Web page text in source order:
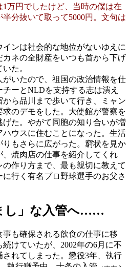
1万円でしたけど、当時の僕は在
分抜いて取って5000円。文句は
ンは社会的な地位がないゆえに
ネの全財産をいつも首から下げ
た。
いたので、祖国の政治情報を仕
ーとNLDを支持する志は潰え
ら品川まで歩いて行き、ミャン
のデモをした。大使館が警察を
た。やがて同胞の知り合いが増
ハウスに住むことになった。生活
もさらに広がった。窮状を見か
焼肉店の仕事を紹介してくれ
作り方まで、最も親切に教えて
行く有名プロ野球選手のお父さ
し」な入管へ……
も確保される飲食の仕事に移
けていたが、2002年の6月に不
れてしまった。懲役3年、執行